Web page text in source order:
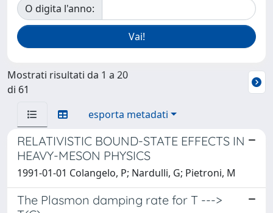
O digita l'anno:
Mostrati risultati da 1 a 20
di 61
esporta metadati
RELATIVISTIC BOUND-STATE EFFECTS IN
HEAVY-MESON PHYSICS
1991-01-01 Colangelo, P; Nardulli, G; Pietroni, M
The Plasmon damping rate for T --->